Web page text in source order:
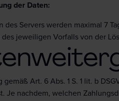
der Daten:
des Servers werden maximal 7
jeweiligen Vorfalls von der
gemäß Art. 6 Abs. 1 S. 1 lit. b
Je nachdem, welchen